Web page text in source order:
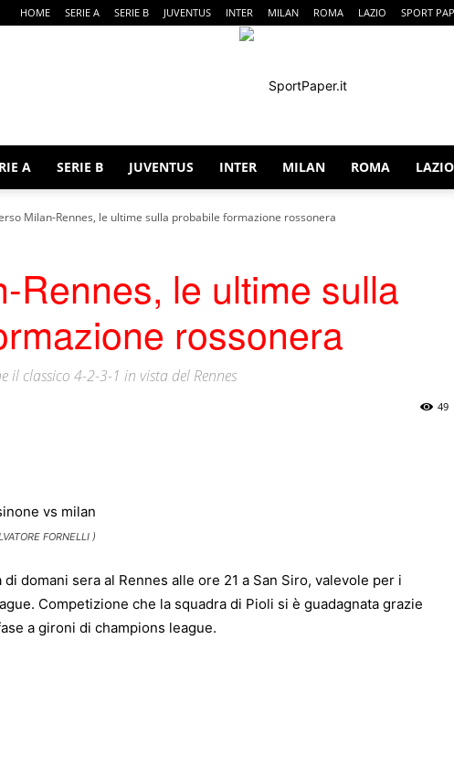
HOME SERIE A SERIE B JUVENTUS INTER MILAN ROMA LAZIO SPORT
A SERIE B JUVENTUS INTER MILAN ROMA LAZIO
Milan-Rennes, le ultime sulla probabile formazione rossonera
Rennes, le ultime sulla
rossonera
il classico 4-2-3-1 in vista del Rennes
49
FORNELLI )
domani sera al Rennes alle ore 21 a San Siro, valevole per i
Competizione che la squadra di Pioli si è guadagnata grazie
a gironi di champions league.